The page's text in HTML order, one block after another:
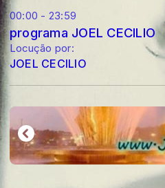
00:00 - 23:59
programa JOEL CECILIO
Locução por:
JOEL CECILIO